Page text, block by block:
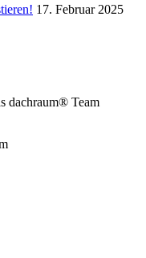
17. Februar 2025
dachraum® Team